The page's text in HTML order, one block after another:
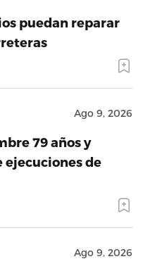
puedan reparar
Ago 9, 2026
79 años y
ejecuciones de
Ago 9, 2026